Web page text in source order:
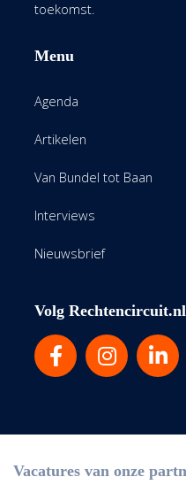
toekomst.
Menu
Agenda
Artikelen
Van Bundel tot Baan
Interviews
Nieuwsbrief
Volg
Vacatures van onze